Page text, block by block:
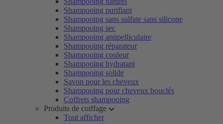
Shampooing purifiant
Shampooing sans sulfate sans silicone
Shampooing sec
Shampooing antipelliculaire
Shampooing réparateur
Shampooing couleur
Shampooing hydratant
Shampooing solide
Savon pour les cheveux
Shampooing pour cheveux bouclés
Coffrets shampooing
Produits de coiffage
Tout afficher